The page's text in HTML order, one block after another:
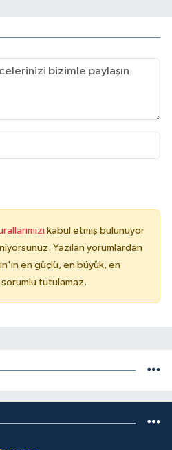
kabul etmiş bulunuyor
Yazılan yorumlardan
en güçlü, en büyük, en
tutulamaz.